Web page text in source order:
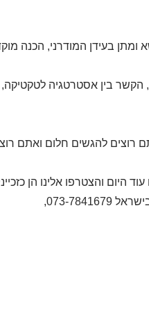
ומתן בעידן המודרני, הכנה
בין אסטרטגיה לטקטיקה,
להגשים חלום ואתם
והצטרפו אלינו הן